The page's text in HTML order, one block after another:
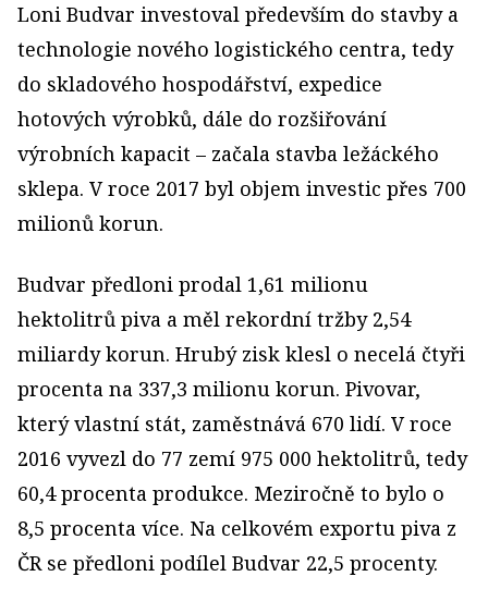
Loni Budvar investoval především do stavby a
technologie nového logistického centra, tedy
do skladového hospodářství, expedice
hotových výrobků, dále do rozšiřování
výrobních kapacit – začala stavba ležáckého
sklepa. V roce 2017 byl objem investic přes 700
milionů korun.
Budvar předloni prodal 1,61 milionu
hektolitrů piva a měl rekordní tržby 2,54
miliardy korun. Hrubý zisk klesl o necelá čtyři
procenta na 337,3 milionu korun. Pivovar,
který vlastní stát, zaměstnává 670 lidí. V roce
2016 vyvezl do 77 zemí 975 000 hektolitrů, tedy
60,4 procenta produkce. Meziročně to bylo o
8,5 procenta více. Na celkovém exportu piva z
ČR se předloni podílel Budvar 22,5 procenty.